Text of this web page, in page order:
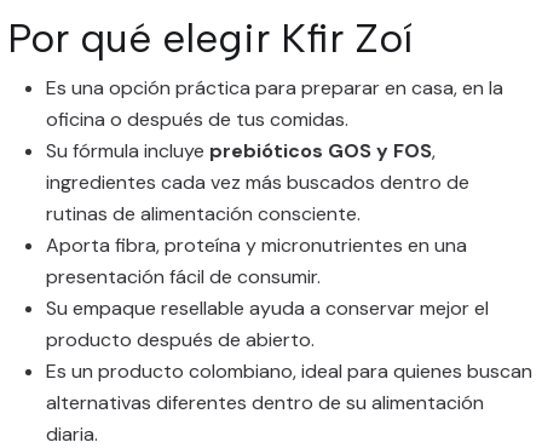
Por qué elegir Kfir Zoí
Es una opción práctica para preparar en casa, en la
oficina o después de tus comidas.
Su fórmula incluye prebióticos GOS y FOS,
ingredientes cada vez más buscados dentro de
rutinas de alimentación consciente.
Aporta fibra, proteína y micronutrientes en una
presentación fácil de consumir.
Su empaque resellable ayuda a conservar mejor el
producto después de abierto.
Es un producto colombiano, ideal para quienes buscan
alternativas diferentes dentro de su alimentación
diaria.